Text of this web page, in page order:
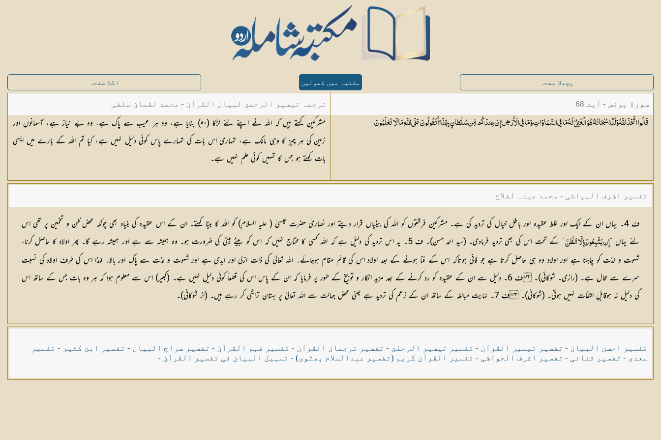
پچھلا صفحہ مکتبہ میں کھولیں اگلا صفحہ
سورة یونس - آیت 68
قَالُوا اتَّخَذَ اللَّهُ وَلَدًا ۗ سُبْحَانَهُ ۖ هُوَ الْغَنِيُّ ۖ لَهُ مَا فِي السَّمَاوَاتِ وَمَا فِي الْأَرْضِ ۚ إِنْ عِندَكُم مِّن سُلْطَانٍ بِهَٰذَا ۚ أَتَقُولُونَ عَلَى اللَّهِ مَا لَاتَعْلَمُونَ
ترجمہ تیسیر الرحمن لبیان القرآن - محمد لقمان سلفی
مشرکین کہتے ہیں کہ اللہ نے اپنے لئے لڑکا (٥٠) بنایا ہے، وہ ہر عیب سے پاک ہے، وہ بے نیاز ہے، آسمانوں اور
زمین کی ہر چیز کا وہی مالک ہے، تمہاری اس بات کی تمہارے پاس کوئی دلیل نہیں ہے، کیا تم اللہ کے بارے میں ایسی
بات کہتے ہو جس کا تمہیں کوئی علم نہیں ہے۔
تفسیر اشرف الہواشی - محمد عبدہ لفلاح
ف 4۔ یہاں ان کے ایک اور غلط عقیدہ اور باطل خیال کی تردید کی ہے۔ مشرکین فرشتوں کو اللہ کی بیٹیاں قرار دیتے اور نصاریٰ حضرت عیسیٰ ( علیہ السلام) کو اللہ کا بیٹا کہتے۔ ان کے اس عقیدہ کی بنیاد بھی چونکہ محض ظن و تخمین پر تھی اس
لئے یہاں ”إِن يَتَّبِعُونَ إِلَّا ٱلظَّنَّ
“ کے تحت اس کی بھی تردید فرمادی۔ (سید احمد حسن)۔ ف 5۔ یہ اس تردید کی دلیل ہے کہ اللہ کسی کا محتاج نہیں کہ اس کو بیٹے بیٹی کی ضرورت ہو۔ وہ ہمیشہ سے ہے اور ہمیشہ رہے گا۔ پھر اولاد کا حاصل کرنا،
شہوت و لذت کو چاہتا ہے اور اولاد وه هی حاصل کرتا ہے جو فانی ہوتاکہ اس کے فنا ہونے کے بعد اولاد اس کی قائم مقام ہوجائے۔ اللہ تعالیٰ کی ذات ازلی اور ابدی ہے اور شہوت و لذت سے پاک اور بالا۔ لہٰذا اس کی طرف اولاد کی نسبت
سرے سے محال ہے۔ (رازی۔ شوکانی)۔ ف 6۔ دلیل سے ان کے عقیدہ کو رد کرنے کے بعد مزید انکار و توبیخ کے طور پر فرمایا کہ ان کے پاس اس کی قطعاً کوئی دلیل نہیں ہے۔ (کبیر) اس سے معلوم ہوا کہ ہر وہ بات جس کے ساتھ اس
کی دلیل نہ ہوقابلِ التفات نہیں ہوتی۔ (شوکانی)۔ ف 7۔ نہایت مبالغہ کے ساتھ ان کے زعم کی تردید ہے یعنی محض جہالت سے اللہ تعالیٰ پر بہتان تراشی کر رہے ہیں۔ (از شوکانی)۔
تفسیر احسن البیان - تفسیر تیسیر القرآن - تفسیر تیسیر الرحمٰن - تفسیر ترجمان القرآن - تفسیر فہم القرآن - تفسیر سراج البیان - تفسیر ابن کثیر - تفسیر
سعدی - تفسیر ثنائی - تفسیر اشرف الحواشی - تفسیر القرآن کریم (تفسیر عبدالسلام بھٹوی) - تسہیل البیان فی تفسیر القرآن -